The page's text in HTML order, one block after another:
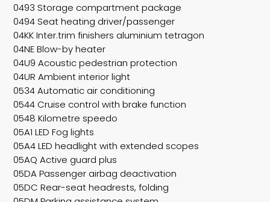
0493 Storage compartment package
0494 Seat heating driver/passenger
04KK Inter.trim finishers aluminium tetragon
04NE Blow-by heater
04U9 Acoustic pedestrian protection
04UR Ambient interior light
0534 Automatic air conditioning
0544 Cruise control with brake function
0548 Kilometre speedo
05A1 LED Fog lights
05A4 LED headlight with extended scopes
05AQ Active guard plus
05DA Passenger airbag deactivation
05DC Rear-seat headrests, folding